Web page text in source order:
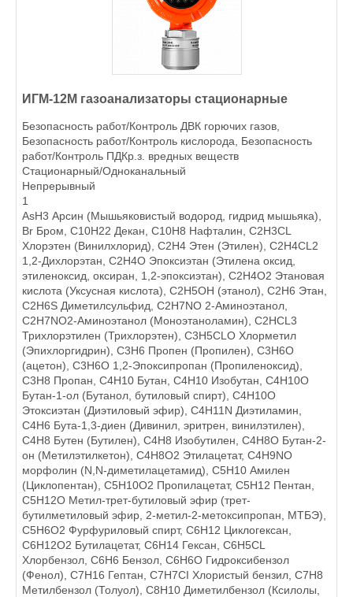
ИГМ-12М газоанализаторы стационарные
Безопасность работ/Контроль ДВК горючих газов,
Безопасность работ/Контроль кислорода, Безопасность
работ/Контроль ПДКр.з. вредных веществ
Стационарный/Одноканальный
Непрерывный
1
AsH3 Арсин (Мышьяковистый водород, гидрид мышьяка),
Br Бром, C10H22 Декан, C10H8 Нафталин, C2H3CL
Хлорэтен (Винилхлорид), C2H4 Этен (Этилен), C2H4CL2
1,2-Дихлорэтан, C2H4O Эпоксиэтан (Этилена оксид,
этиленоксид, оксиран, 1,2-эпоксиэтан), C2H4O2 Этановая
кислота (Уксусная кислота), C2H5OH (этанол), C2H6 Этан,
C2H6S Диметилсульфид, C2H7NO 2-Аминоэтанол,
C2H7NO2-Аминоэтанол (Моноэтаноламин), C2HCL3
Трихлорэтилен (Трихлорэтен), C3H5CLO Хлорметил
(Эпихлоргидрин), C3H6 Пропен (Пропилен), C3H6O
(ацетон), C3H6O 1,2-Эпоксипропан (Пропиленоксид),
C3H8 Пропан, C4H10 Бутан, C4H10 Изобутан, C4H10O
Бутан-1-ол (Бутанол, бутиловый спирт), C4H10O
Этоксиэтан (Диэтиловый эфир), C4H11N Диэтиламин,
C4H6 Бута-1,3-диен (Дивинил, эритрен, винилэтилен),
C4H8 Бутен (Бутилен), C4H8 Изобутилен, C4H8O Бутан-2-
он (Метилэтилкетон), C4H8O2 Этилацетат, C4H9NO
морфолин (N,N-диметилацетамид), C5H10 Амилен
(Циклопентан), C5H10O2 Пропилацетат, C5H12 Пентан,
C5H12O Метил-трет-бутиловый эфир (трет-
бутилметиловый эфир, 2-метил-2-метоксипропан, МТБЭ),
C5H6O2 Фурфуриловый спирт, C6H12 Циклогексан,
C6H12O2 Бутилацетат, C6H14 Гексан, C6H5CL
Хлорбензол, C6H6 Бензол, C6H6O Гидроксибензол
(Фенол), C7H16 Гептан, C7H7CI Хлористый бензил, C7H8
Метилбензол (Толуол), C8H10 Диметилбензол (Ксилолы,